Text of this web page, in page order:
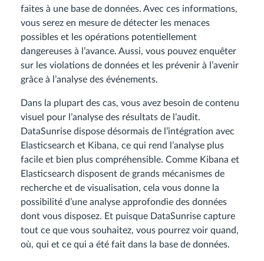
faites à une base de données. Avec ces informations,
vous serez en mesure de détecter les menaces
possibles et les opérations potentiellement
dangereuses à l’avance. Aussi, vous pouvez enquêter
sur les violations de données et les prévenir à l’avenir
grâce à l’analyse des événements.
Dans la plupart des cas, vous avez besoin de contenu
visuel pour l’analyse des résultats de l’audit.
DataSunrise dispose désormais de l’intégration avec
Elasticsearch et Kibana, ce qui rend l’analyse plus
facile et bien plus compréhensible. Comme Kibana et
Elasticsearch disposent de grands mécanismes de
recherche et de visualisation, cela vous donne la
possibilité d’une analyse approfondie des données
dont vous disposez. Et puisque DataSunrise capture
tout ce que vous souhaitez, vous pourrez voir quand,
où, qui et ce qui a été fait dans la base de données.